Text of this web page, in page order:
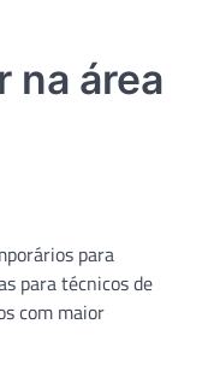
na área
para
para técnicos de
com maior